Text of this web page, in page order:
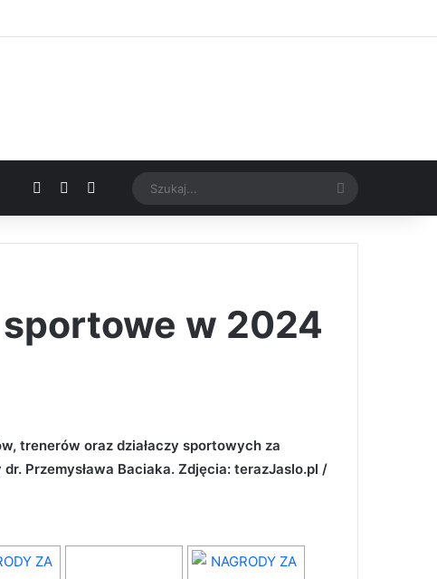
Facebook YouTubeGoogle News Szukaj...
sportowe w 2024
trenerów oraz działaczy sportowych za
Przemysława Baciaka. Zdjęcia: terazJaslo.pl /